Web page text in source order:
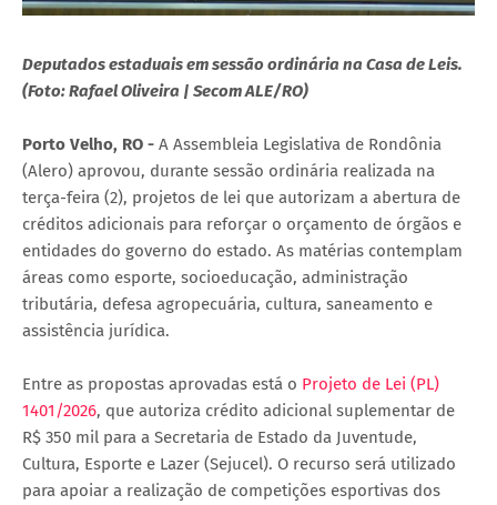
Deputados estaduais em sessão ordinária na Casa de Leis.
(Foto: Rafael Oliveira | Secom ALE/RO)
Porto Velho, RO - A Assembleia Legislativa de Rondônia
(Alero) aprovou, durante sessão ordinária realizada na
terça-feira (2), projetos de lei que autorizam a abertura de
créditos adicionais para reforçar o orçamento de órgãos e
entidades do governo do estado. As matérias contemplam
áreas como esporte, socioeducação, administração
tributária, defesa agropecuária, cultura, saneamento e
assistência jurídica.
Entre as propostas aprovadas está o Projeto de Lei (PL)
1401/2026, que autoriza crédito adicional suplementar de
R$ 350 mil para a Secretaria de Estado da Juventude,
Cultura, Esporte e Lazer (Sejucel). O recurso será utilizado
para apoiar a realização de competições esportivas dos